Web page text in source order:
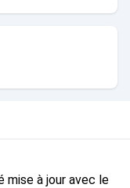
à jour avec le